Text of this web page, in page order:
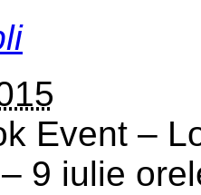
Event –
9 iulie